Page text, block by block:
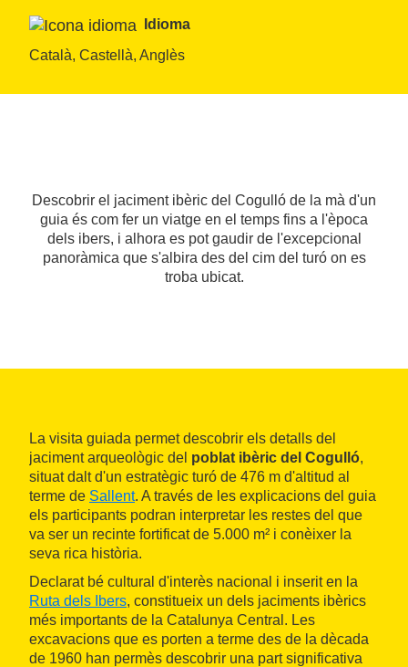
Idioma
Català, Castellà, Anglès
Descobrir el jaciment ibèric del Cogulló de la mà d'un
guia és com fer un viatge en el temps fins a l'època
dels ibers, i alhora es pot gaudir de l'excepcional
panoràmica que s'albira des del cim del turó on es
troba ubicat.
La visita guiada permet descobrir els detalls del
jaciment arqueològic del poblat ibèric del Cogulló,
situat dalt d'un estratègic turó de 476 m d'altitud al
terme de Sallent. A través de les explicacions del guia
els participants podran interpretar les restes del que
va ser un recinte fortificat de 5.000 m² i conèixer la
seva rica història.
Declarat bé cultural d'interès nacional i inserit en la
Ruta dels Ibers, constitueix un dels jaciments ibèrics
més importants de la Catalunya Central. Les
excavacions que es porten a terme des de la dècada
de 1960 han permès descobrir una part significativa